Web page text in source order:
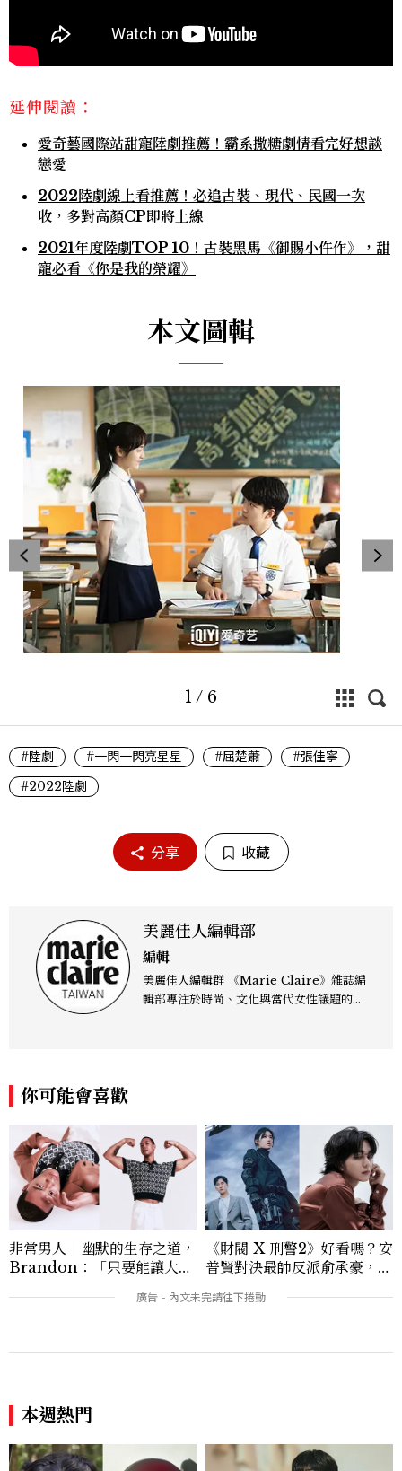
延伸閱讀：
愛奇藝國際站甜寵陸劇推薦！霸系撒糖劇情看完好想談
戀愛
2022陸劇線上看推薦！必追古裝、現代、民國一次
收，多對高顏CP即將上線
2021年度陸劇TOP 10！古裝黑馬《御賜小仵作》，甜
寵必看《你是我的榮耀》
本文圖輯
1 / 6
#陸劇 #一閃一閃亮星星 #屈楚蕭
#張佳寧
#2022陸劇
分享 收藏
美麗佳人編輯部
編輯
美麗佳人編輯群 《Marie Claire》雜誌編
輯部專注於時尚、文化與當代女性議題的深
視角與編輯直覺，引領讀者探索女性多元面
貌與生活品味風格的無限可能。
你可能會喜歡
非常男人｜幽默的生存之道，
Brandon：「只要能讓大家
讓敵人成為朋友。」
《財閥 X 刑警2》好看嗎？安
普賢對決最帥反派俞承豪，鄭
卡，用錢輾壓罪犯的陳利手回
本週熱門